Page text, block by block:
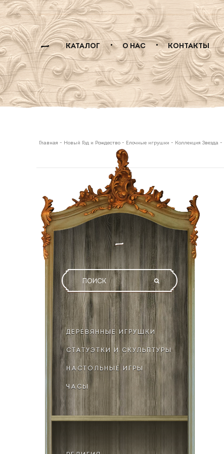
КАТАЛОГ О НАС КОНТАКТЫ
Главная - Новый Год и Рождество - Елочные игрушки - Коллекция Звезда -
ДЕРЕВЯННЫЕ ИГРУШКИ
СТАТУЭТКИ И СКУЛЬПТУРЫ
НАСТОЛЬНЫЕ ИГРЫ
ЧАСЫ